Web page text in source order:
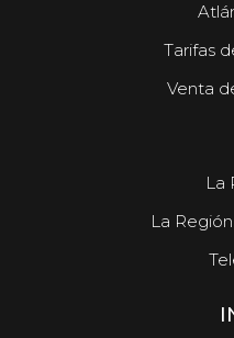
Tarifas
Venta
La
La